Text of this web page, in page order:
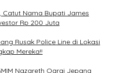
Catut Nama Bupati James
Rp 200 Juta
Rusak Police Line di Lokasi
Mereka!!
Nazareth Oarai Jepang